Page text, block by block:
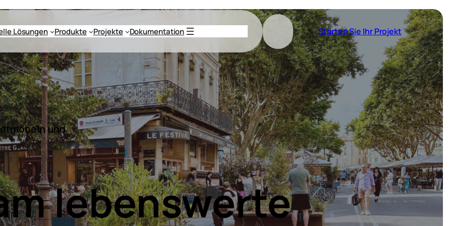
Lösungen Produkte Projekte Dokumentation Starten Sie Ihr Projekt
und
lebenswerte